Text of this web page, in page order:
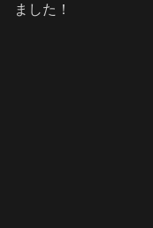
ました！